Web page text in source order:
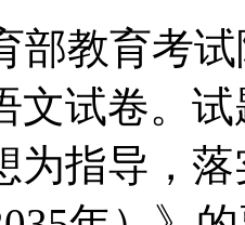
部教育考
文试卷。
为指导，